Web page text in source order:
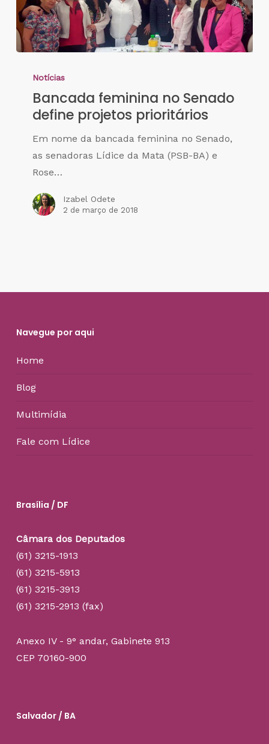
Notícias
Bancada feminina no Senado
define projetos prioritários
Em nome da bancada feminina no Senado,
as senadoras Lídice da Mata (PSB-BA) e
Rose…
Izabel Odete
2 de março de 2018
Navegue por aqui
Home
Blog
Multimídia
Fale com Lídice
Brasília / DF
Câmara dos Deputados
(61) 3215-1913
(61) 3215-5913
(61) 3215-3913
(61) 3215-2913 (fax)
Anexo IV - 9° andar, Gabinete 913
CEP 70160-900
Salvador / BA